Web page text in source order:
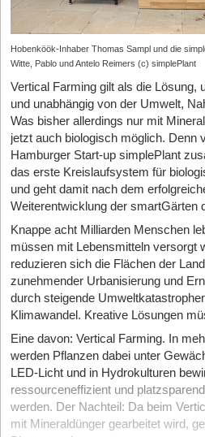
Hobenköök-Inhaber Thomas Sampl und die
Witte, Pablo und Antelo Reimers (c) simplePlant
Vertical Farming gilt als die Lösung,
und unabhängig von der Umwelt,
Was bisher allerdings nur mit
jetzt auch biologisch möglich. Denn
Hamburger Start-up simplePlant
das erste Kreislaufsystem für
und geht damit nach dem
Weiterentwicklung der smartGärten
Knappe acht Milliarden Menschen
müssen mit Lebensmitteln versorgt
reduzieren sich die Flächen der
zunehmender Urbanisierung und
durch steigende
Klimawandel. Kreative Lösungen
Eine davon: Vertical Farming. In
werden Pflanzen dabei unter
LED-Licht und in Hydrokulturen
ressourceneffizient und
werden. Der Nachteil: Da beim
mit Mineraldünger gearbeitet wird,